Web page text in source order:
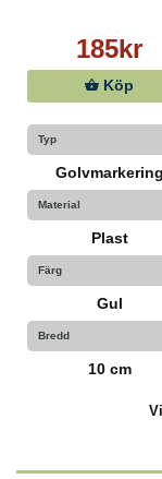
185kr
Köp
Typ
Golvmarkering
Material
Plast
Färg
Gul
Bredd
10 cm